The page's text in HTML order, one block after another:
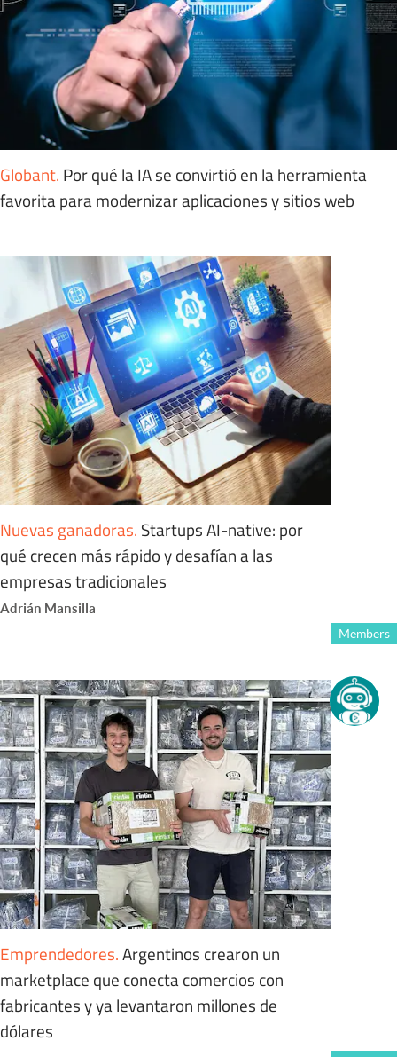
Globant. Por qué la IA se convirtió en la herramienta
favorita para modernizar aplicaciones y sitios web
Nuevas ganadoras. Startups AI-native: por
qué crecen más rápido y desafían a las
empresas tradicionales
Adrián Mansilla
Members
Emprendedores.Argentinos crearon un
marketplace que conecta comercios con
fabricantes y ya levantaron millones de
dólares